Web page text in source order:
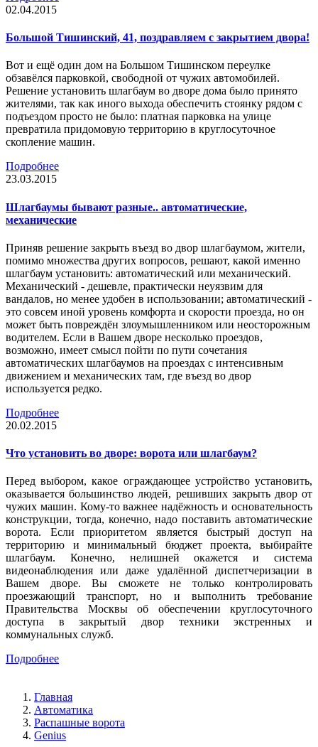
02.04.2015
Большой Тишинский, 41, поздравляем с закрытием двора!
Вот и ещё один дом на Большом Тишинском переулке
обзавёлся парковкой, свободной от чужих автомобилей.
Решение установить шлагбаум во дворе дома было принято
жителями, так как иного выхода обеспечить стоянку рядом с
подъездом просто не было: платная парковка на улице
превратила придомовую территорию в круглосуточное
скопление машин.
Подробнее
23.03.2015
Шлагбаумы бывают разные.. автоматические,
механические
Приняв решение закрыть въезд во двор шлагбаумом, жители,
помимо множества других вопросов, решают, какой именно
шлагбаум установить: автоматический или механический.
Механический - дешевле, практически неуязвим для
вандалов, но менее удобен в использовании; автоматический -
это совсем иной уровень комфорта и скорости проезда, но он
может быть повреждён злоумышленником или неосторожным
водителем. Если в Вашем дворе несколько проездов,
возможно, имеет смысл пойти по пути сочетания
автоматических шлагбаумов на проездах с интенсивным
движением и механических там, где въезд во двор
используется редко.
Подробнее
20.02.2015
Что установить во дворе: ворота или шлагбаум?
Перед выбором, какое ограждающее устройство установить,
оказывается большинство людей, решивших закрыть двор от
чужих машин. Кому-то важнее надёжность и основательность
конструкции, тогда, конечно, надо поставить автоматические
ворота. Если приоритетом является быстрый доступ на
территорию и минимальный бюджет проекта, выбирайте
шлагбаум. Конечно, нелишней окажется и система
видеонаблюдения или даже удалённой диспетчеризации в
Вашем дворе. Вы сможете не только контролировать
проезжающий транспорт, но и выполнить требование
Правительства Москвы об обеспечении круглосуточного
доступа в закрытый двор техники экстренных и
коммунальных служб.
Подробнее
Главная
Автоматика
Распашные ворота
Genius